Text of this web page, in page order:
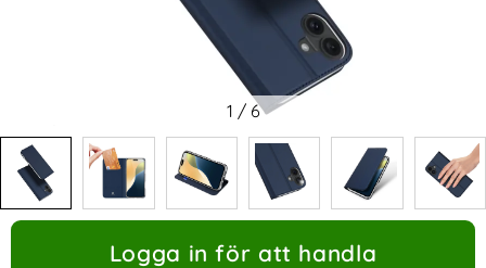
1 / 6
Logga in för att handla